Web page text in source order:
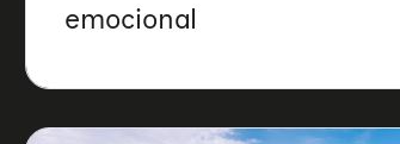
emocional